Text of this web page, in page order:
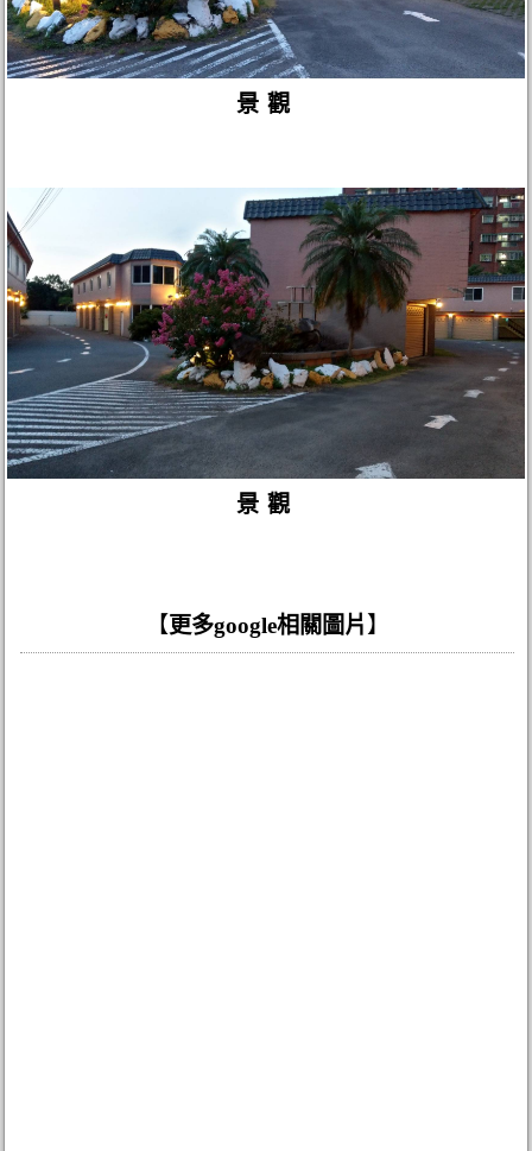
景觀
景觀
【 更多google相關圖片 】